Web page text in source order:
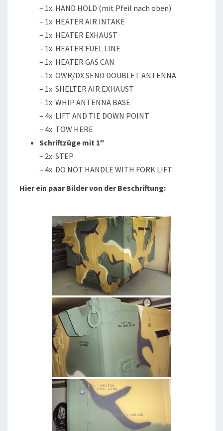
– 1x HAND HOLD (mit Pfeil nach oben)
– 1x HEATER AIR INTAKE
– 1x HEATER EXHAUST
– 1x HEATER FUEL LINE
– 1x HEATER GAS CAN
– 1x OWR/DX SEND DOUBLET ANTENNA
– 1x SHELTER AIR EXHAUST
– 1x WHIP ANTENNA BASE
– 4x LIFT AND TIE DOWN POINT
– 4x TOW HERE
Schriftzüge mit 1″
– 2x STEP
– 4x DO NOT HANDLE WITH FORK LIFT
Hier ein paar Bilder von der Beschriftung: